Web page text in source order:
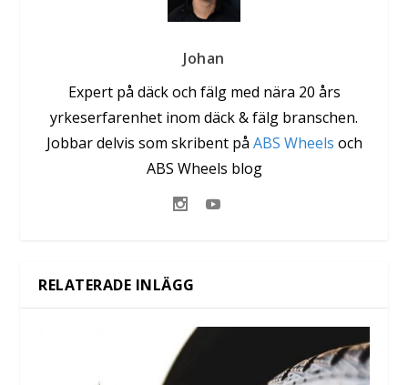
Johan
Expert på däck och fälg med nära 20 års
yrkeserfarenhet inom däck & fälg branschen.
Jobbar delvis som skribent på ABS Wheels och
ABS Wheels blog
RELATERADE INLÄGG